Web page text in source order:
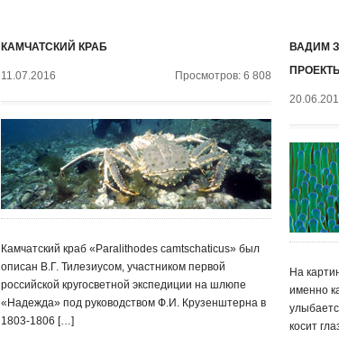
КАМЧАТСКИЙ КРАБ
11.07.2016 Просмотров: 6 808
Камчатский краб «Paralithodes camtschaticus» был
описан В.Г. Тилезиусом, участником первой
российской кругосветной экспедиции на шлюпе
«Надежда» под руководством Ф.И. Крузенштерна в
1803-1806 […]
ВАДИМ
На
именно
косит